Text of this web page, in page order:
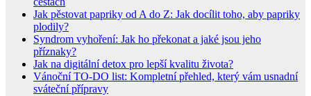
Jak pěstovat papriky od A do Z: Jak docílit toho, aby papriky
plodily?
Syndrom vyhoření: Jak ho překonat a jaké jsou jeho
příznaky?
Jak na digitální detox pro lepší kvalitu života?
Vánoční TO-DO list: Kompletní přehled, který vám usnadní
sváteční přípravy